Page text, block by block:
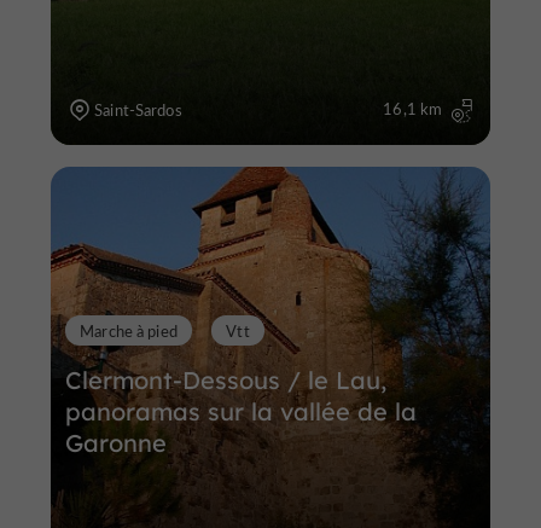
Saint-Sardos 16,1 km
Clermont-Dessous / le Lau,
panoramas sur la vallée de la
Garonne
Marche à pied Vtt